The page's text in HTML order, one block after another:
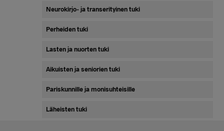
sivupalkki
Neurokirjo- ja transerityinen tuki
Perheiden tuki
Lasten ja nuorten tuki
Aikuisten ja seniorien tuki
Pariskunnille ja monisuhteisille
Läheisten tuki